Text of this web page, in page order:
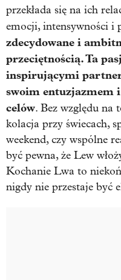
przekłada się na ich
emocji, intensywności i
zdecydowane i
przeciętnością. Ta
inspirującymi
swoim entuzjazmem
celów. Bez względu na
kolacja przy świecach,
weekend, czy wspólne
być pewna, że Lew
Kochanie Lwa to
nigdy nie przestaje być